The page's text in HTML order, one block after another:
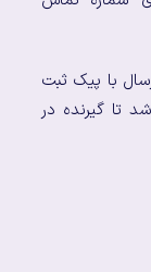
با پیک ثبت
تا گیرنده در